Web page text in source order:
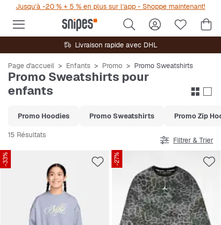
Jusqu’à -20 % + 5 % en plus sur l’app - Shoppe maintenant!
Livraison rapide avec DHL
Page d'accueil Enfants Promo Promo Sweatshirts
Promo Sweatshirts pour
enfants
Promo Hoodies Promo Sweatshirts Promo Zip
15 Résultats
Filtrer & Trier
-33% -27%